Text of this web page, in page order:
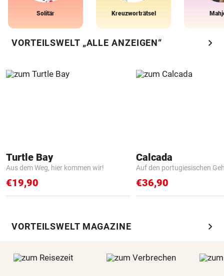
Solitär Kreuzworträtsel
VORTEILSWELT „ALLE ANZEIGEN“ chevron_right
Turtle Bay
Aus dem Weg, hier kommen wir!
€19,90
Calcada
Auf den portugiesischen
€36,90
VORTEILSWELT MAGAZINE chevron_right